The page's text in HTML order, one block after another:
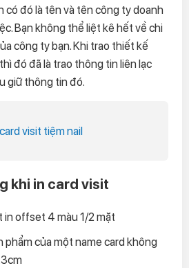
có đó là tên và tên công ty doanh
Bạn không thể liệt kê hết về chi
công ty bạn. Khi trao thiết kế
đó đã là trao thông tin liên lạc
giữ thông tin đó.
visit tiệm nail
khi in card visit
in offset 4 màu 1/2 mặt
của một name card không